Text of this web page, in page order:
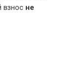
взнос не